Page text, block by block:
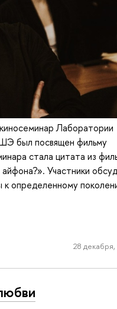
Лаборатории
был посвящен фильму
стала цитата из
Участники
к определенному
28 декабря,